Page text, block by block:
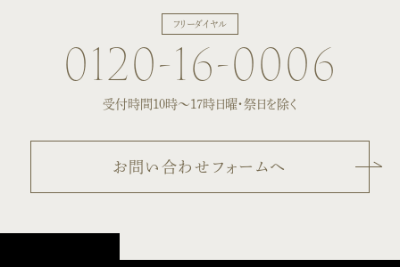
フリーダイヤル
0120-16-0006
受付時間10時〜17時日曜・祭日を除く
お問い合わせフォームへ